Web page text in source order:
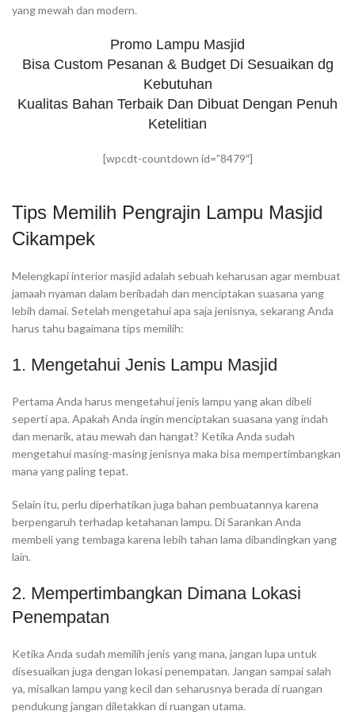
yang mewah dan modern.
Promo Lampu Masjid
Bisa Custom Pesanan & Budget Di Sesuaikan dg
Kebutuhan
Kualitas Bahan Terbaik Dan Dibuat Dengan Penuh
Ketelitian
[wpcdt-countdown id=”8479″]
Tips Memilih Pengrajin Lampu Masjid
Cikampek
Melengkapi interior masjid adalah sebuah keharusan agar membuat
jamaah nyaman dalam beribadah dan menciptakan suasana yang
lebih damai. Setelah mengetahui apa saja jenisnya, sekarang Anda
harus tahu bagaimana tips memilih:
1. Mengetahui Jenis Lampu Masjid
Pertama Anda harus mengetahui jenis lampu yang akan dibeli
seperti apa. Apakah Anda ingin menciptakan suasana yang indah
dan menarik, atau mewah dan hangat? Ketika Anda sudah
mengetahui masing-masing jenisnya maka bisa mempertimbangkan
mana yang paling tepat.
Selain itu, perlu diperhatikan juga bahan pembuatannya karena
berpengaruh terhadap ketahanan lampu. Di Sarankan Anda
membeli yang tembaga karena lebih tahan lama dibandingkan yang
lain.
2. Mempertimbangkan Dimana Lokasi
Penempatan
Ketika Anda sudah memilih jenis yang mana, jangan lupa untuk
disesuaikan juga dengan lokasi penempatan. Jangan sampai salah
ya, misalkan lampu yang kecil dan seharusnya berada di ruangan
pendukung jangan diletakkan di ruangan utama.